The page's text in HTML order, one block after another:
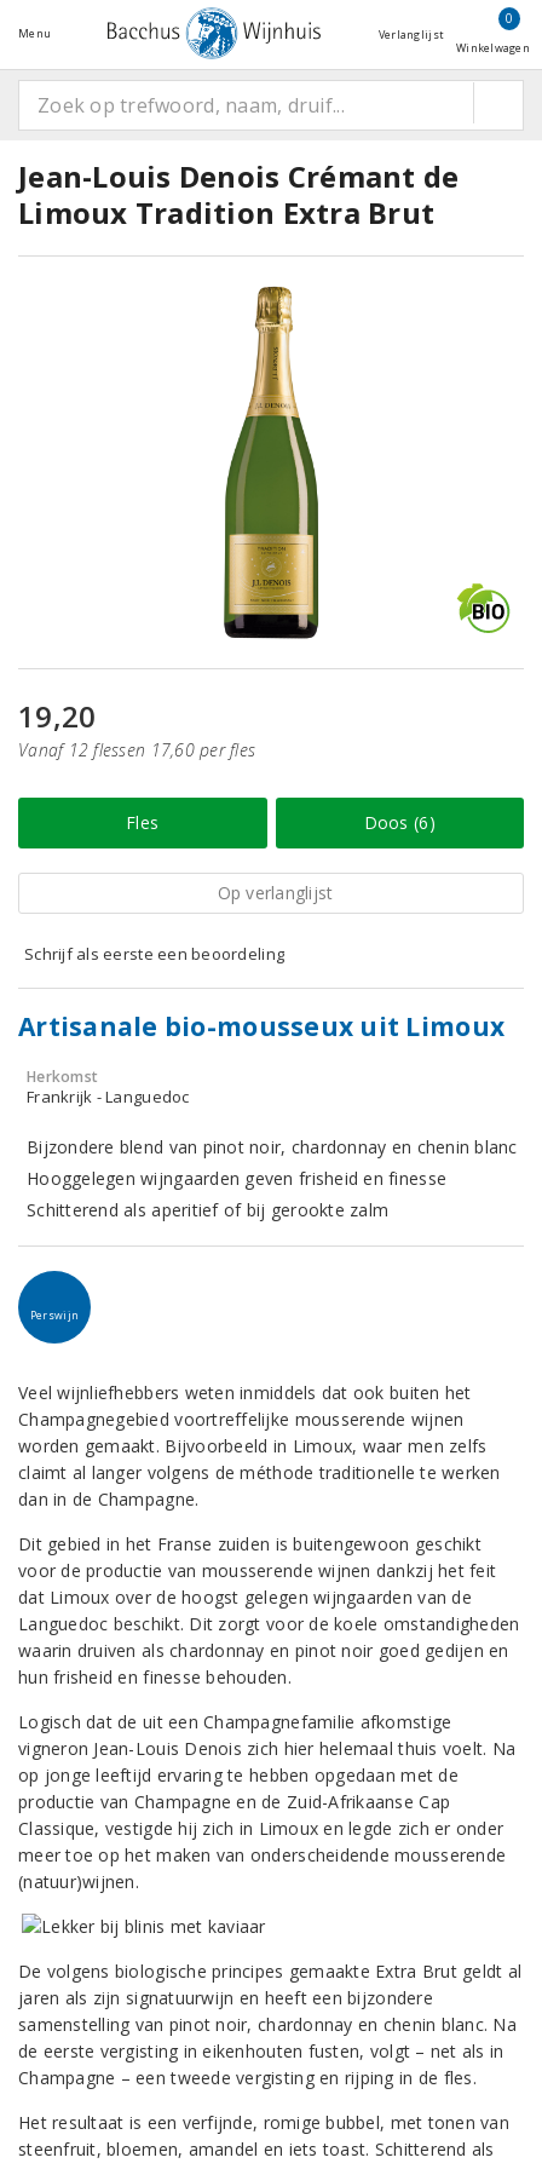
Menu Verlanglijst
0
Winkelwagen
Jean-Louis Denois Crémant de
Limoux Tradition Extra Brut
19,20
Vanaf 12 flessen 17,60 per fles
Fles Doos (6)
Op verlanglijst
Schrijf als eerste een beoordeling
Artisanale bio-mousseux uit Limoux
Herkomst
Frankrijk - Languedoc
Bijzondere blend van pinot noir, chardonnay en chenin blanc
Hooggelegen wijngaarden geven frisheid en finesse
Schitterend als aperitief of bij gerookte zalm
Perswijn
Veel wijnliefhebbers weten inmiddels dat ook buiten het
Champagnegebied voortreffelijke mousserende wijnen
worden gemaakt. Bijvoorbeeld in Limoux, waar men zelfs
claimt al langer volgens de méthode traditionelle te werken
dan in de Champagne.
Dit gebied in het Franse zuiden is buitengewoon geschikt
voor de productie van mousserende wijnen dankzij het feit
dat Limoux over de hoogst gelegen wijngaarden van de
Languedoc beschikt. Dit zorgt voor de koele omstandigheden
waarin druiven als chardonnay en pinot noir goed gedijen en
hun frisheid en finesse behouden.
Logisch dat de uit een Champagnefamilie afkomstige
vigneron Jean-Louis Denois zich hier helemaal thuis voelt. Na
op jonge leeftijd ervaring te hebben opgedaan met de
productie van Champagne en de Zuid-Afrikaanse Cap
Classique, vestigde hij zich in Limoux en legde zich er onder
meer toe op het maken van onderscheidende mousserende
(natuur)wijnen.
De volgens biologische principes gemaakte Extra Brut geldt al
jaren als zijn signatuurwijn en heeft een bijzondere
samenstelling van pinot noir, chardonnay en chenin blanc. Na
de eerste vergisting in eikenhouten fusten, volgt – net als in
Champagne – een tweede vergisting en rijping in de fles.
Het resultaat is een verfijnde, romige bubbel, met tonen van
steenfruit, bloemen, amandel en iets toast. Schitterend als